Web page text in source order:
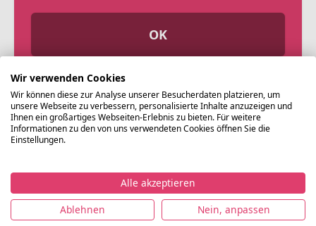
OK
Lagerverkaufsmode.de
Impressum Datenschutz Nutzungsbedingungen
Wir verwenden Cookies
Wir können diese zur Analyse unserer Besucherdaten platzieren, um
unsere Webseite zu verbessern, personalisierte Inhalte anzuzeigen und
Ihnen ein großartiges Webseiten-Erlebnis zu bieten. Für weitere
Informationen zu den von uns verwendeten Cookies öffnen Sie die
Einstellungen.
Alle akzeptieren
Ablehnen
Nein, anpassen